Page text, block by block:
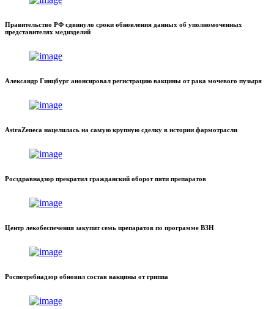
Правительство РФ сдвинуло сроки обновления данных об уполномоченных
представителях медизделий
Александр Гинцбург анонсировал регистрацию вакцины от рака мочевого пузыря
AstraZeneca нацелилась на самую крупную сделку в истории фармотрасли
Росздравнадзор прекратил гражданский оборот пяти препаратов
Центр лекобеспечения закупит семь препаратов по программе ВЗН
Роспотребнадзор обновил состав вакцины от гриппа